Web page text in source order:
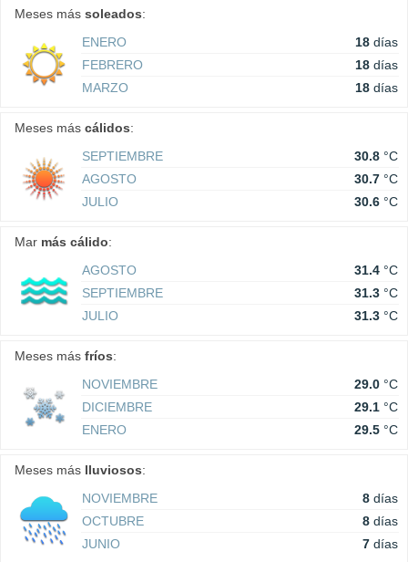
Meses más soleados:
ENERO
18 días
FEBRERO
18 días
MARZO
18 días
Meses más cálidos:
SEPTIEMBRE
30.8 °C
AGOSTO
30.7 °C
JULIO
30.6 °C
Mar más cálido:
AGOSTO
31.4 °C
SEPTIEMBRE
31.3 °C
JULIO
31.3 °C
Meses más fríos:
NOVIEMBRE
29.0 °C
DICIEMBRE
29.1 °C
ENERO
29.5 °C
Meses más lluviosos:
NOVIEMBRE
8 días
OCTUBRE
8 días
JUNIO
7 días